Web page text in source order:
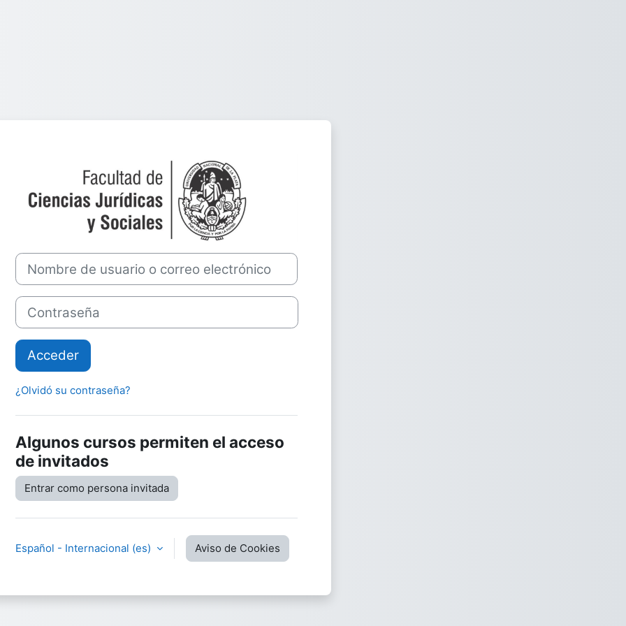
Entrar a Cátedras Virtuales - FCJyS
Nombre de usuario o correo electrónico
Contraseña
Acceder
¿Olvidó su contraseña?
Algunos cursos permiten el acceso
de invitados
Entrar como persona invitada
Español - Internacional ‎(es)‎ Aviso de Cookies